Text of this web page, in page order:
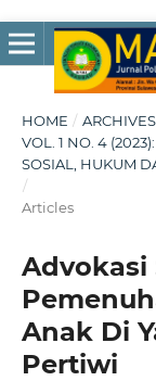
HOME / ARCHIVES
VOL. 1 NO. 4
SOSIAL, HUKUM
/
Articles
Advokasi
Anak Di
Pertiwi